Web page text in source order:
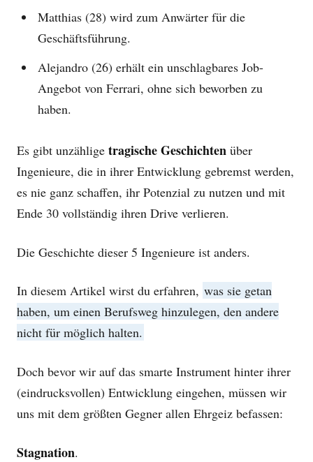
Matthias (28) wird zum Anwärter für die
Geschäftsführung.
Alejandro (26) erhält ein unschlagbares Job-
Angebot von Ferrari, ohne sich beworben zu
haben.
Es gibt unzählige tragische Geschichten über
Ingenieure, die in ihrer Entwicklung gebremst werden,
es nie ganz schaffen, ihr Potenzial zu nutzen und mit
Ende 30 vollständig ihren Drive verlieren.
Die Geschichte dieser 5 Ingenieure ist anders.
In diesem Artikel wirst du erfahren, was sie getan
haben, um einen Berufsweg hinzulegen, den andere
nicht für möglich halten.
Doch bevor wir auf das smarte Instrument hinter ihrer
(eindrucksvollen) Entwicklung eingehen, müssen wir
uns mit dem größten Gegner allen Ehrgeiz befassen:
Stagnation.